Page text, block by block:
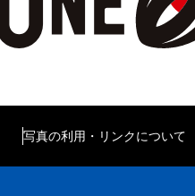
写真の利用・リンクについて